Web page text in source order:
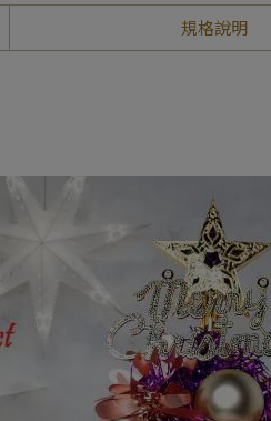
規格說明